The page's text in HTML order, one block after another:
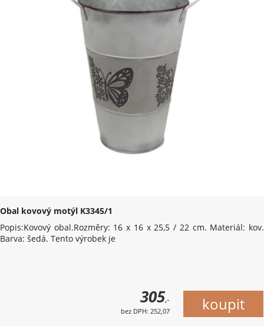
Obal kovový motýl K3345/1
Popis:Kovový obal.Rozměry: 16 x 16 x 25,5 / 22 cm. Materiál: kov.
Barva: šedá. Tento výrobek je
305,-
bez DPH: 252,07